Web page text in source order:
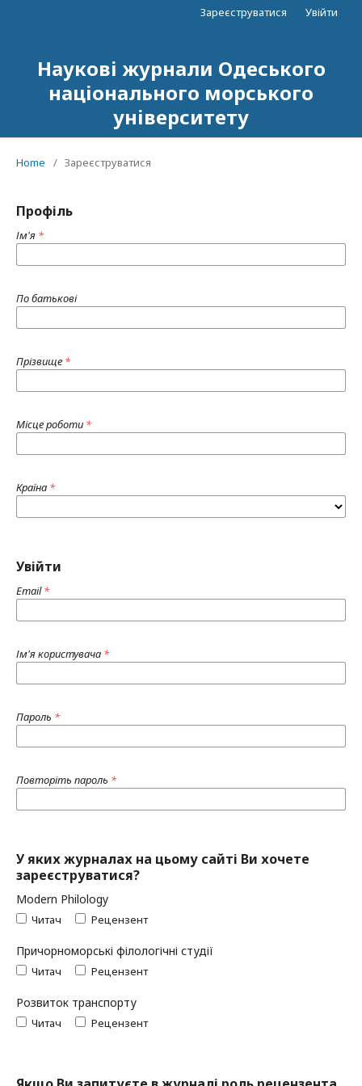
Наукові журнали Одеського
національного морського
університету
Зареєструватися Увійти
Home / Зареєструватися
Профіль
Ім'я *
По батькові
Прізвище *
Місце роботи *
Країна *
Увійти
Email*
Ім'я користувача *
Пароль *
Повторіть пароль *
У яких журналах на цьому сайті Ви хочете
зареєструватися?
Modern Philology
Читач Рецензент
Причорноморські філологічні студії
Читач Рецензент
Розвиток транспорту
Читач Рецензент